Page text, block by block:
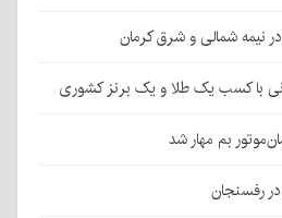
نیمه شمالی و شرق کرمان
با کسب یک طلا و یک برنز کشوری
بم مهار شد